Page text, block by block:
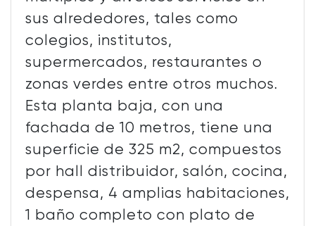
sus alrededores, tales como
colegios, institutos,
supermercados, restaurantes o
zonas verdes entre otros muchos.
Esta planta baja, con una
fachada de 10 metros, tiene una
superficie de 325 m2, compuestos
por hall distribuidor, salón, cocina,
despensa, 4 amplias habitaciones,
1 baño completo con plato de